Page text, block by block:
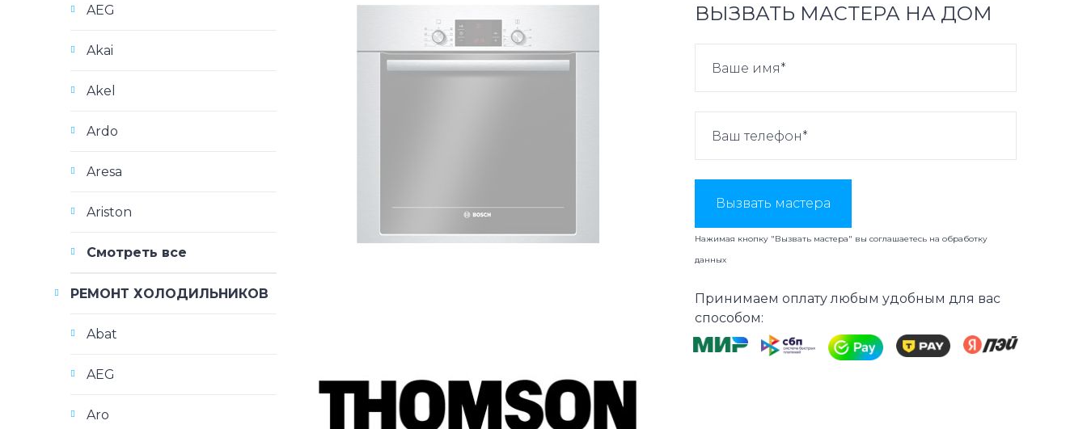
ВЫЗВАТЬ МАСТЕРА НА ДОМ
Вызвать мастера
Нажимая кнопку "Вызвать мастера" вы соглашаетесь наобработку
данных
Принимаем оплату любым удобным для вас
способом:
AEG
Akai
Akel
Ardo
Aresa
Ariston
Смотреть все
РЕМОНТ ХОЛОДИЛЬНИКОВ
Abat
AEG
Aro